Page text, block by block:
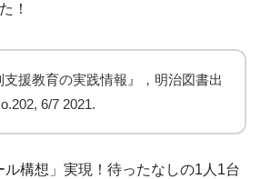
！
支援教育の実践情報』，明治図書出
6/7 2021.
構想」実現！待ったなしの1人1台